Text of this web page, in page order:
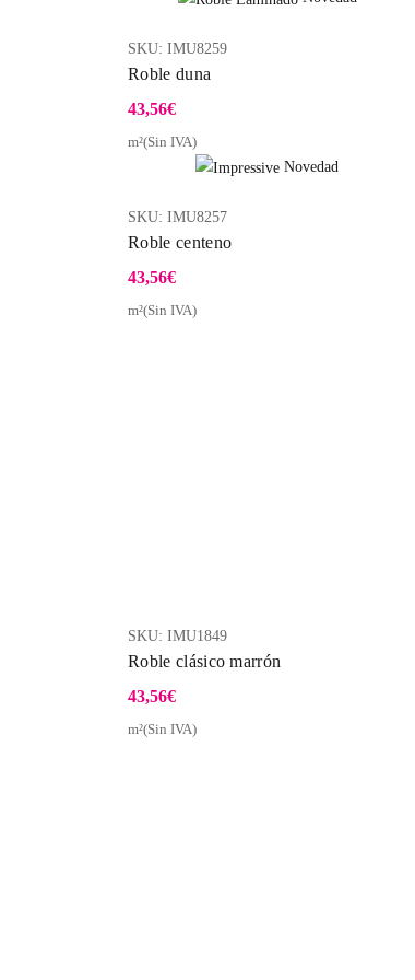
SKU: IMU8259
Roble duna
43,56€
m²(Sin IVA)
Novedad
SKU: IMU8257
Roble centeno
43,56€
m²(Sin IVA)
SKU: IMU1849
Roble clásico marrón
43,56€
m²(Sin IVA)